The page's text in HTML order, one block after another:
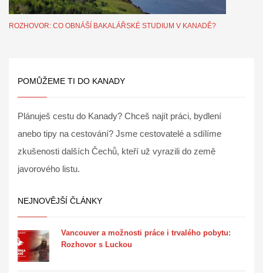
ROZHOVOR: CO OBNÁŠÍ BAKALÁŘSKÉ STUDIUM V KANADĚ?
POMŮŽEME TI DO KANADY
Plánuješ cestu do Kanady? Chceš najít práci, bydlení
anebo tipy na cestování? Jsme cestovatelé a sdílíme
zkušenosti dalších Čechů, kteří už vyrazili do země
javorového listu.
NEJNOVĚJŠÍ ČLÁNKY
Vancouver a možnosti práce i trvalého pobytu:
Rozhovor s Luckou